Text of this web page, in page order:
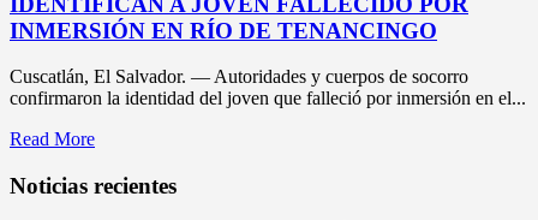
INMERSIÓN EN RÍO DE TENANCINGO
Cuscatlán, El Salvador. — Autoridades y cuerpos de socorro
confirmaron la identidad del joven que falleció por inmersión en el...
Read More
Noticias recientes